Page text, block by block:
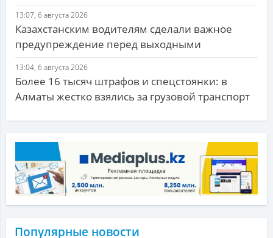
13:07, 6 августа 2026
Казахстанским водителям сделали важное
предупреждение перед выходными
13:04, 6 августа 2026
Более 16 тысяч штрафов и спецстоянки: в
Алматы жестко взялись за грузовой транспорт
Популярные новости